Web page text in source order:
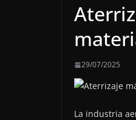
29/07/2025
La industria